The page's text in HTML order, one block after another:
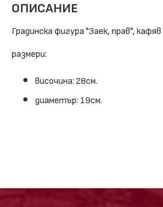
ОПИСАНИЕ
Градинска фигура "Заек, прав", кафяв
размери:
височина: 28см.
диаметър: 19см.